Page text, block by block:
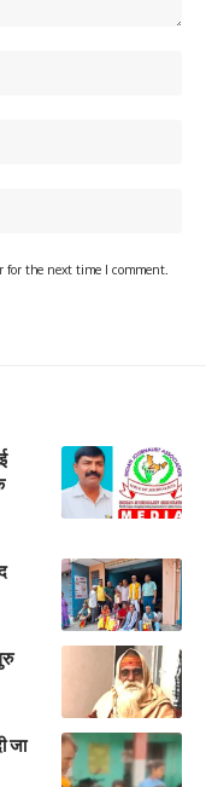
for the next time I comment.
जा